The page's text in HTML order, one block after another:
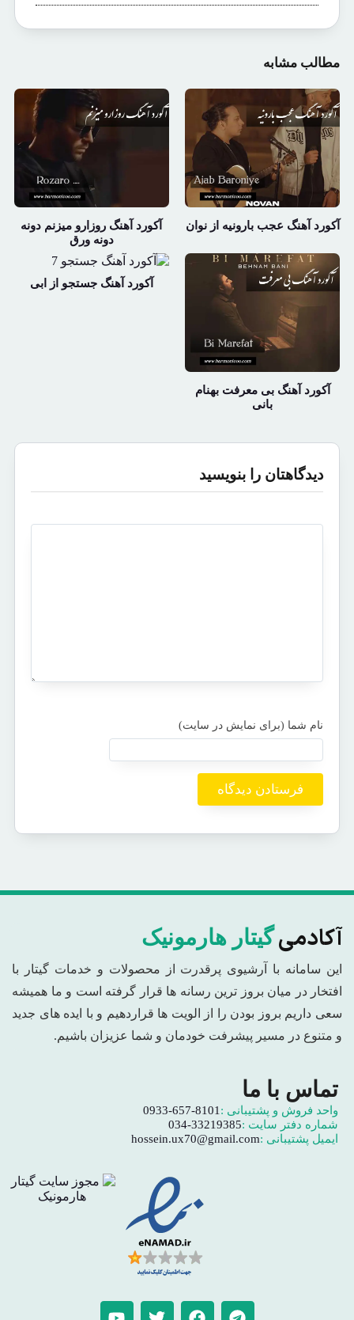
مطالب مشابه
آکورد آهنگ عجب بارونیه از نوان
آکورد آهنگ روزارو میزنم دونه
دونه ورق
آکورد آهنگ بی معرفت بهنام
بانی
آکورد آهنگ جستجو از ابی
دیدگاهتان را بنویسید
آکادمیگیتار هارمونیک
این سامانه با آرشیوی پرقدرت از محصولات و خدمات گیتار با
افتخار در میان بروز ترین رسانه ها قرار گرفته است و ما همیشه
سعی داریم بروز بودن را از الویت ها قراردهیم و با ایده های جدید
و متنوع در مسیر پیشرفت خودمان و شما عزیزان باشیم.
تماس با ما
واحد فروش و پشتیبانی : 0933-657-8101
شماره دفتر سایت :034-33219385
ایمیل پشتیبانی :hossein.ux70@gmail.com